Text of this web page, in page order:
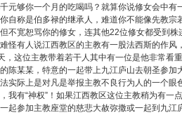
元够你一个月的吃喝吗？就算你说修女会中有
自称是伯多禄的继承人，难道你不能像先教宗
不宽恕骂你的修女，连其他22位修女都受到株
怪有人说江西教区的主教有一股法西斯的作风
，这位主教带着若干人其中有一位是他非常看
陈某某，特意的一起带上九江庐山去朝圣参加
实际上是对凡是举报主教不良行为人的一个眼
我有“神权”！如果江西教区这位主教稍为有一
起参加主教座堂的慈悲大赦弥撒或一起到九江